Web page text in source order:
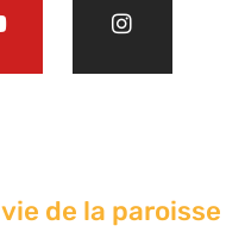
de la paroisse